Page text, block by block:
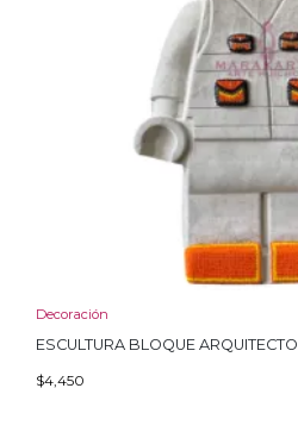
Decoración
ESCULTURA BLOQUE ARQUITECTO
$4,450